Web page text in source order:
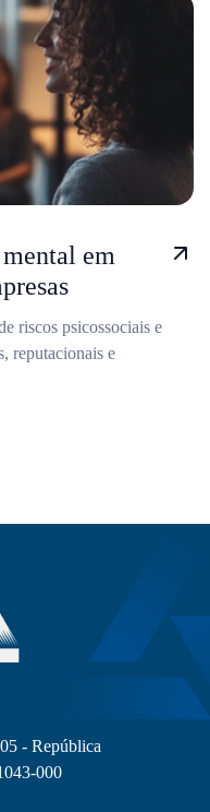
em
riscos psicossociais e
reputacionais e
- República
000